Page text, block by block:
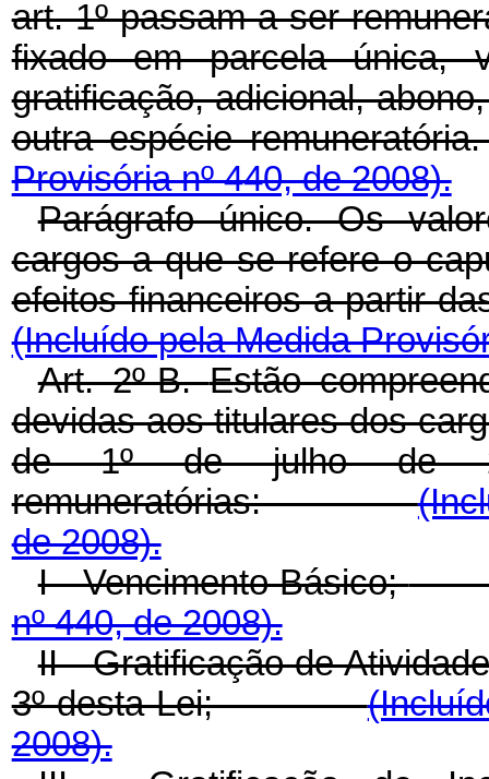
art. 1º passam a ser
fixado em parcela única,
gratificação, adicional,
outra espécie
Provisória nº 440, de 2008).
Parágrafo único. Os
cargos a que se refere o
efeitos financeiros a
(Incluído pela Medida
Art. 2º-B.Estão
devidas aos titulares dos
de 1º de julho de
remuneratórias:
de 2008).
I - Vencimento Básico;
nº 440, de 2008).
II - Gratificação de
3º desta Lei;
2008).